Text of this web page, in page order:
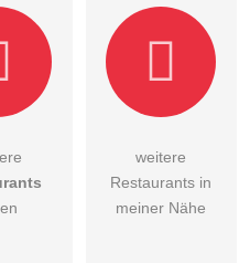
AGB
ich zur Kenntnis genommen.
weitere
Restaurants in
meiner Nähe